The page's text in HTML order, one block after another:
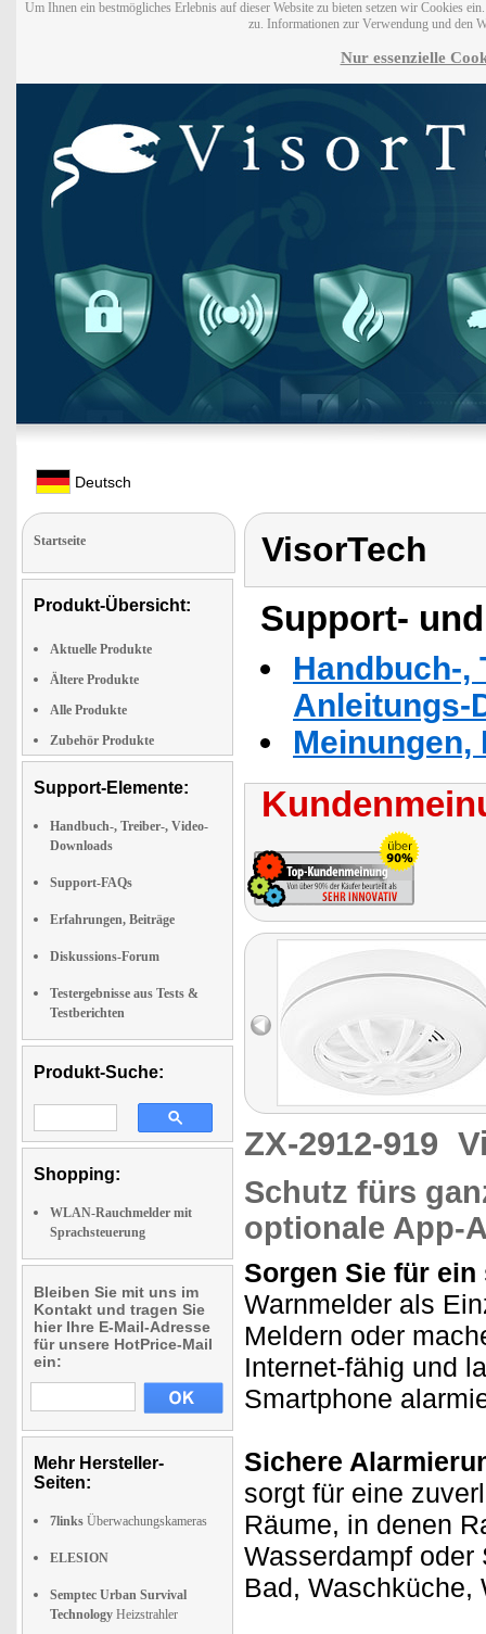
Um Ihnen ein bestmögliches Erlebnis auf dieser Website zu bieten setzen wir Cookies
zu. Informationen zur Verwendung und den
Nur essenzielle
Deutsch
Startseite
Produkt-Übersicht:
Aktuelle Produkte
Ältere Produkte
Alle Produkte
Zubehör Produkte
Support-Elemente:
Handbuch-, Treiber-, Video-
Downloads
Support-FAQs
Erfahrungen, Beiträge
Diskussions-Forum
Testergebnisse aus Tests &
Testberichten
Produkt-Suche:
Shopping:
WLAN-Rauchmelder mit
Sprachsteuerung
Bleiben Sie mit uns im
Kontakt und tragen Sie
hier Ihre E-Mail-Adresse
für unsere HotPrice-Mail
ein:
Mehr Hersteller-
Seiten:
7links Überwachungskameras
ELESION
Semptec Urban Survival
Technology Heizstrahler
VisorTech
Support-
Handbuch-,
Anleitungs-
ZX-2912-919
Schutz fürs
optionale App-
Sorgen Sie für
Warnmelder als
Meldern oder
Internet-fähig und
Smartphone
Sichere
sorgt für eine
Räume, in denen
Wasserdampf
Bad, Waschküche,